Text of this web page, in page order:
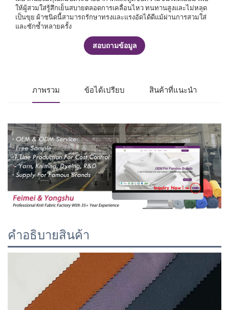
ให้ผู้สวมใส่รู้สึกเย็นสบายตลอดการเคลื่อนไหว ทนทานสูงและไม่หลุด
เป็นขุย ผ้าชนิดนี้สามารถรักษาทรงและแรงอัดได้ดีแม้ผ่านการสวมใส่
และซักซ้ำหลายครั้ง
สอบถามข้อมูล
ภาพรวม ข้อได้เปรียบ สินค้าที่แนะนำ
คำอธิบายสินค้า